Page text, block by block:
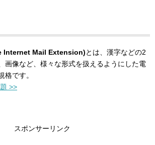
Internet Mail Extension)とは、漢字などの2
画像など、様々な形式を扱えるようにした電
格です。
>>
スポンサーリンク